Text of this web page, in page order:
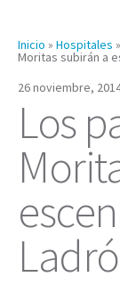
Inicio » Hospitales »
Moritas subirán a
26 noviembre,
Los